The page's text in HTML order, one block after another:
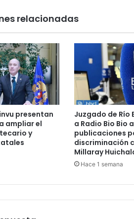
relacionadas
presentan
ampliar el
y
Juzgado de Río
a Radio Bio Bio
publicaciones
discriminación
Millaray
Hace 1 semana